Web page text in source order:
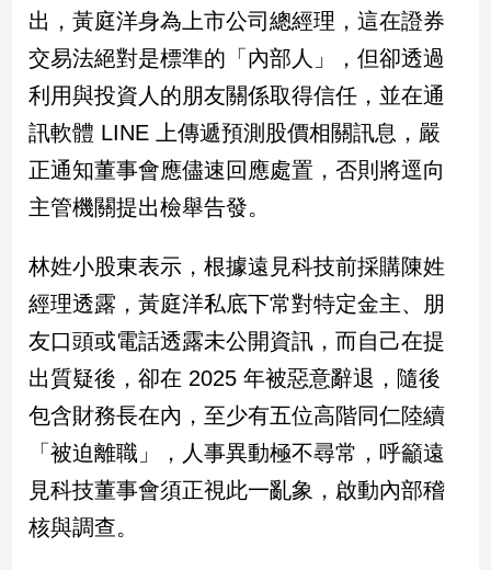
點
娛
樂
娛
樂
星
流
行/
時
尚
追
生
出，黃庭洋身為上市公司總經理，這在證券
交易法絕對是標準的「內部人」，但卻透過
利用與投資人的朋友關係取得信任，並在通
訊軟體 LINE 上傳遞預測股價相關訊息，嚴
正通知董事會應儘速回應處置，否則將逕向
主管機關提出檢舉告發。
林姓小股東表示，根據遠見科技前採購陳姓
經理透露，黃庭洋私底下常對特定金主、朋
友口頭或電話透露未公開資訊，而自己在提
出質疑後，卻在 2025 年被惡意辭退，隨後
包含財務長在內，至少有五位高階同仁陸續
「被迫離職」，人事異動極不尋常，呼籲遠
見科技董事會須正視此一亂象，啟動內部稽
核與調查。